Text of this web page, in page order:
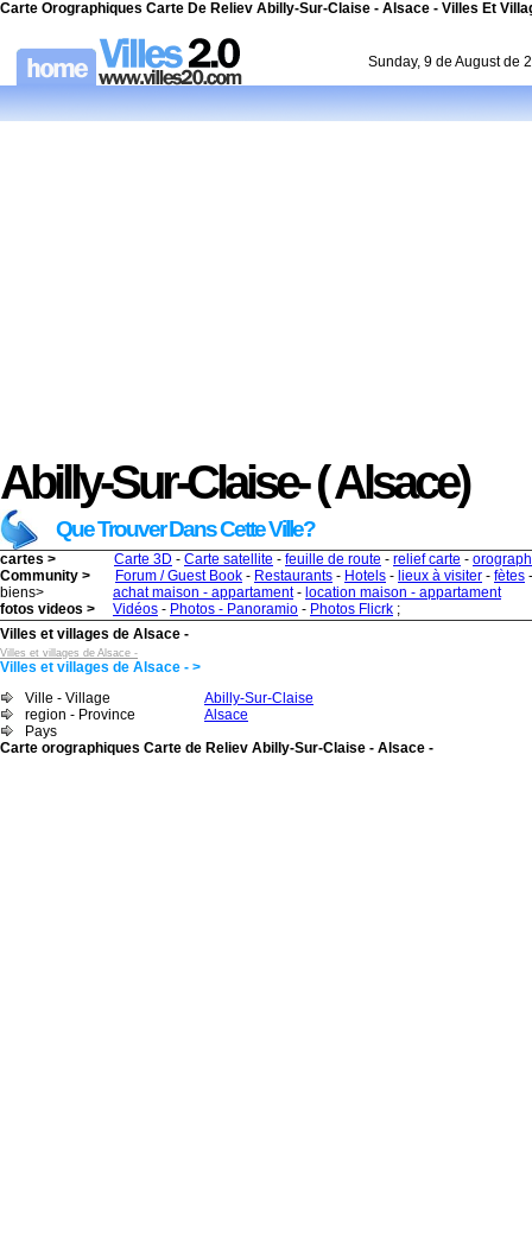
Carte Orographiques Carte De Reliev Abilly-Sur-Claise - Alsace - Villes Et
Sunday, 9 de August de
Abilly-Sur-Claise- ( Alsace)
Que Trouver Dans Cette Ville?
cartes > Carte 3D - Carte satellite - feuille de route - relief carte -
Community >
Forum / Guest Book - Restaurants - Hotels - lieux à visiter - fètes
biens>
achat maison - appartament- location maison - appartament
fotos videos >
Vidéos - Photos - Panoramio - Photos Flicrk ;
Villes et villages de Alsace -
Villes et villages de Alsace -
Villes et villages de Alsace - >
Ville - Village
Abilly-Sur-Claise
region - Province
Alsace
Pays
Carte orographiques Carte de Reliev Abilly-Sur-Claise - Alsace -